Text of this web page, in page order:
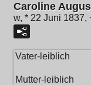
Caroline
w, * 22 Juni 1837,
Vater-leiblich
Mutter-leiblich